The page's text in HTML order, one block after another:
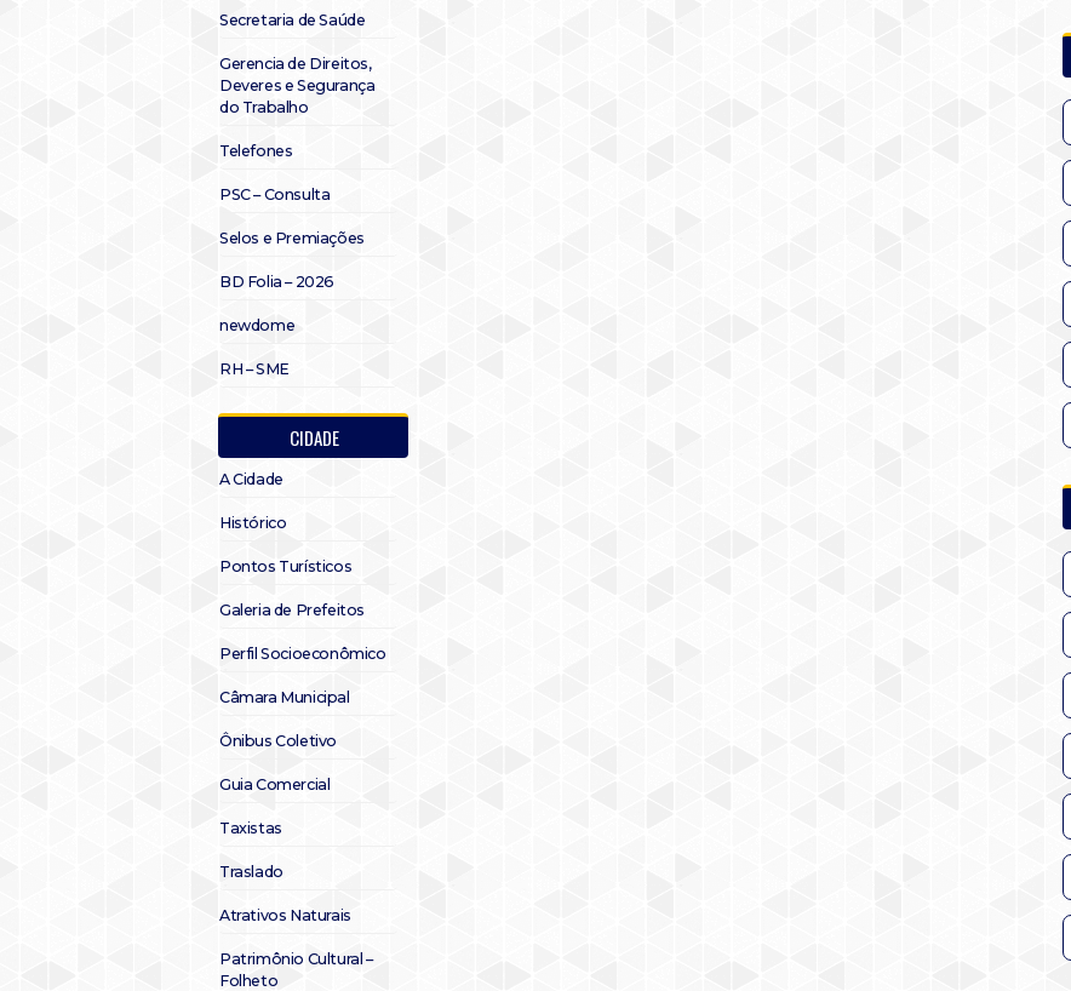
Secretaria de Saúde
Gerencia de Direitos,
Deveres e Segurança
do Trabalho
Telefones
PSC – Consulta
Selos e Premiações
BD Folia – 2026
newdome
RH – SME
CIDADE
A Cidade
Histórico
Pontos Turísticos
Galeria de Prefeitos
Perfil Socioeconômico
Câmara Municipal
Ônibus Coletivo
Guia Comercial
Taxistas
Traslado
Atrativos Naturais
Patrimônio Cultural –
Folheto